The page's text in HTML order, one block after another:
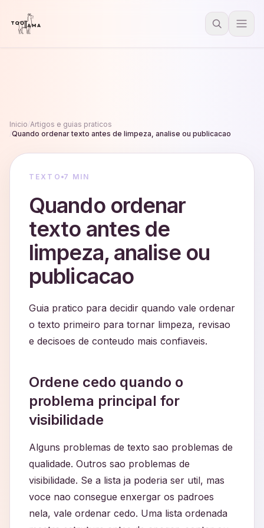
Inicio Artigos e guias praticos
Quando ordenar texto antes de limpeza, analise ou publicacao
TEXTO 7 MIN
Quando ordenar
texto antes de
limpeza, analise ou
publicacao
Guia pratico para decidir quando vale ordenar
o texto primeiro para tornar limpeza, revisao
e decisoes de conteudo mais confiaveis.
Ordene cedo quando o
problema principal for
visibilidade
Alguns problemas de texto sao problemas de
qualidade. Outros sao problemas de
visibilidade. Se a lista ja poderia ser util, mas
voce nao consegue enxergar os padroes
nela, vale ordenar cedo. Uma lista ordenada